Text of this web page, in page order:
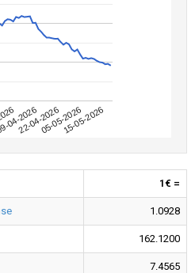
04-2026
22-04-202605-05-202615-05-2026
1€ =
1.0928
162.1200
7.4565